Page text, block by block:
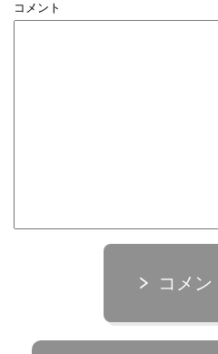
コメント
コメン